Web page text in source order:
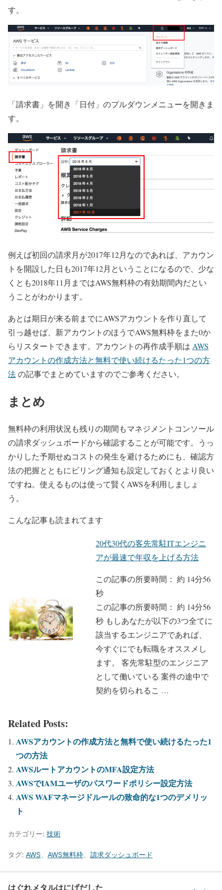
す。
「請求書」を開き「日付」のプルダウンメニューを開きま
す。
例えば初回の請求月が2017年12月なのであれば、アカウン
トを開設した日も2017年12月ということになるので、少な
くとも2018年11月まではAWS無料枠の有効期間内だとい
うことがわかります。
あとは期日が来る前までにAWSアカウントを作り直して
引っ越せば、 新アカウントのほうでAWS無料枠をまた0か
らリスタート できます。アカウントの再作成手順は AWS
アカウントの作成方法と無料で使い続けるたった1つの方
法の記事でまとめていますのでご参考ください。
まとめ
無料枠の利用状況も残りの期間もマネジメントコンソール
の請求ダッシュボードから確認することが可能です。うっ
かりした予期せぬコストの発生を避けるためにも、確認方
法の把握とともにビリング通知も設定しておくとより良い
ですね。使えるものは使って賢くAWSを利用しましょ
う。
こんな記事も読まれてます
20代30代の客先常駐ITエンジニ
アが最速で年収を上げる方法
この記事の所要時間： 約 14分56
秒
この記事の所要時間： 約 14分56
秒 もしあなたが以下の3つ全てに
該当するエンジニアであれば、
今すぐにでも転職をオススメし
ます。 客先常駐型のエンジニア
として働いている 案件の途中で
契約を切られるこ …
Related Posts:
AWSアカウントの作成方法と無料で使い続けるたった1
つの方法
AWSルートアカウントのMFA設定方法
AWSでIAMユーザのパスワードポリシー設定方法
AWS WAFマネージドルールの致命的な1つのデメリッ
ト
カテゴリー: 技術
タグ: AWS AWS無料枠 請求ダッシュボード
はぐれメタルはにげだした